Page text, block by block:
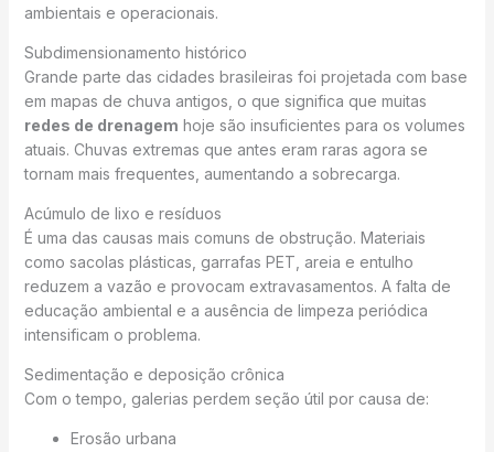
ambientais e operacionais.
Subdimensionamento histórico
Grande parte das cidades brasileiras foi projetada com base
em mapas de chuva antigos, o que significa que muitas
redes de drenagem hoje são insuficientes para os volumes
atuais. Chuvas extremas que antes eram raras agora se
tornam mais frequentes, aumentando a sobrecarga.
Acúmulo de lixo e resíduos
É uma das causas mais comuns de obstrução. Materiais
como sacolas plásticas, garrafas PET, areia e entulho
reduzem a vazão e provocam extravasamentos. A falta de
educação ambiental e a ausência de limpeza periódica
intensificam o problema.
Sedimentação e deposição crônica
Com o tempo, galerias perdem seção útil por causa de:
Erosão urbana